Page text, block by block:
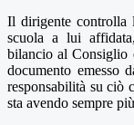
Il dirigente controlla
scuola a lui
bilancio al Consiglio
documento emesso
responsabilità su ciò
sta avendo sempre